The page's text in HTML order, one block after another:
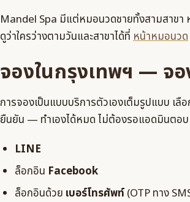
Mandel Spa มีแต่หมอนวดชายทั้งสามสาข
ดูว่าใครว่างตามวันและสาขาได้ที่หน้าหมอนวด
จองในกรุงเทพฯ — จอ
การจองเป็นแบบบริการตัวเองเต็มรูปแบบ เลื
ยืนยัน — ทำเองได้หมด ไม่ต้องรอแอดมินตอบ
LINE
ล็อกอิน Facebook
ล็อกอินด้วย เบอร์โทรศัพท์(OTP ทาง